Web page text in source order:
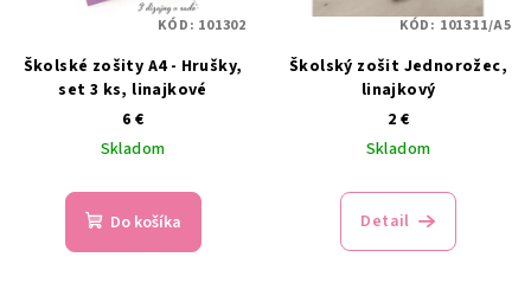
Školské zošity A4 - Hrušky,
set 3 ks, linajkové
6 €
Skladom
Do košíka
KÓD: 101302
Školský zošit Jednorožec,
linajkový
2 €
Skladom
Detail
KÓD: 101311/A5